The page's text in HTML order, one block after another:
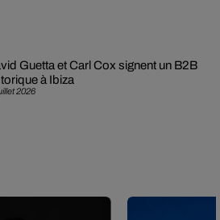
2026
Guetta et Carl Cox signent un B2B
à Ibiza